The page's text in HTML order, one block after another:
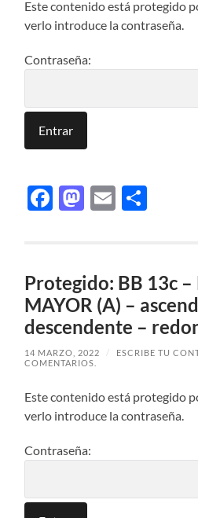
Este contenido está protegido
verlo introduce la contraseña.
Contraseña:
Facebook
Mastodon
Email
Protegido: BB 13c
MAYOR (A) –
descendente –
14 MARZO, 2022 /
ESCRIBE TU
COMENTARIOS.
Este contenido está protegido
verlo introduce la contraseña.
Contraseña: